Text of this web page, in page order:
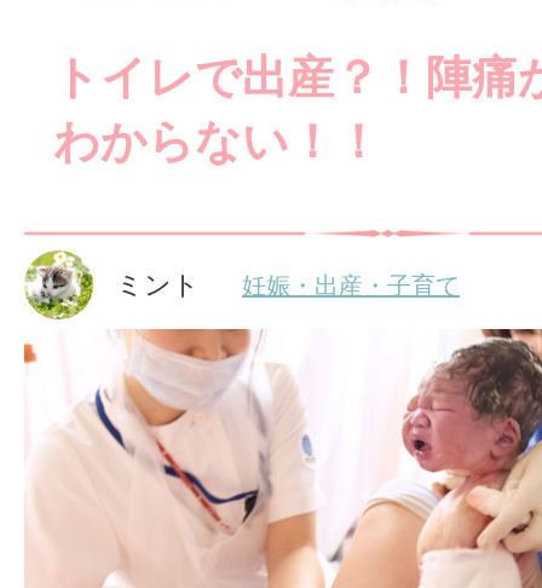
トイレで出産？！陣痛
わからない！！
ミント 妊娠・出産・子育て